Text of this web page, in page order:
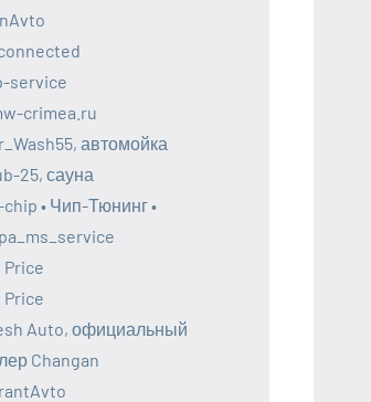
service
crimea.ru
автомойка
25, сауна
chip • Чип-Тюнинг •
Price
Price
Auto, официальный
Changan